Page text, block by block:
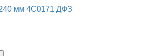
мм 4С0171 ДФЗ